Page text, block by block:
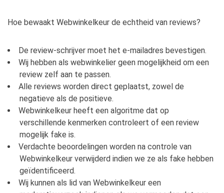
Hoe bewaakt Webwinkelkeur de echtheid van reviews?
De review-schrijver moet het e-mailadres bevestigen.
Wij hebben als webwinkelier geen mogelijkheid om een
review zelf aan te passen.
Alle reviews worden direct geplaatst, zowel de
negatieve als de positieve.
Webwinkelkeur heeft een algoritme dat op
verschillende kenmerken controleert of een review
mogelijk fake is.
Verdachte beoordelingen worden na controle van
Webwinkelkeur verwijderd indien we ze als fake hebben
geïdentificeerd.
Wij kunnen als lid van Webwinkelkeur een